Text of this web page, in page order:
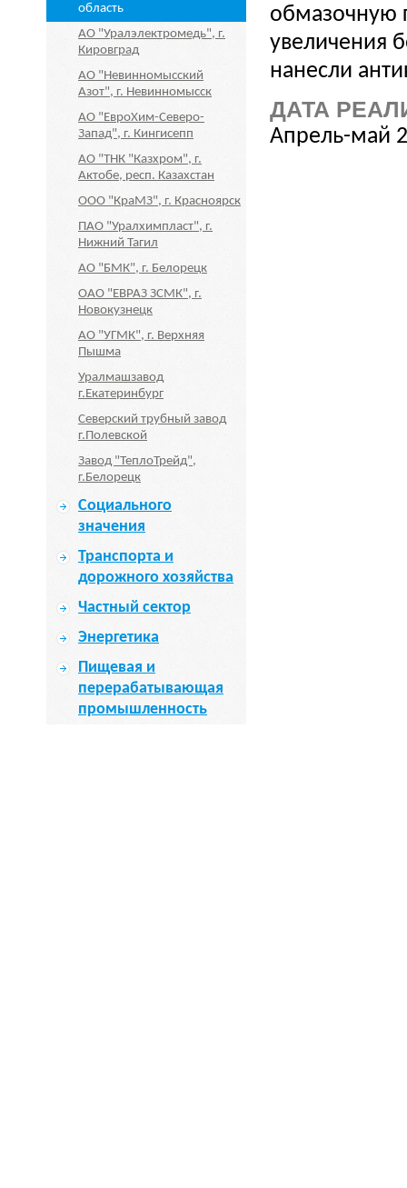
область
АО "Уралэлектромедь", г.
Кировград
АО "Невинномысский
Азот", г. Невинномысск
АО "ЕвроХим-Северо-
Запад", г. Кингисепп
АО "ТНК "Казхром", г.
Актобе, респ. Казахстан
ООО "КраМЗ", г. Красноярск
ПАО "Уралхимпласт", г.
Нижний Тагил
АО "БМК", г. Белорецк
ОАО "ЕВРАЗ ЗСМК", г.
Новокузнецк
АО "УГМК", г. Верхняя
Пышма
Уралмашзавод
г.Екатеринбург
Северский трубный завод
г.Полевской
Завод "ТеплоТрейд",
г.Белорецк
Социального
значения
Транспорта и
дорожного хозяйства
Частный сектор
Энергетика
Пищевая и
перерабатывающая
промышленность
обмазочную
увеличения
нанесли
ДАТА
Апрель-май